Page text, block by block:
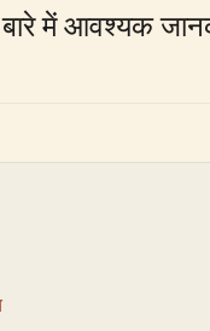
में आवश्यक